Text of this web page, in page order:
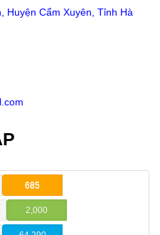
Huyện Cẩm Xuyên, Tỉnh Hà
685
2,000